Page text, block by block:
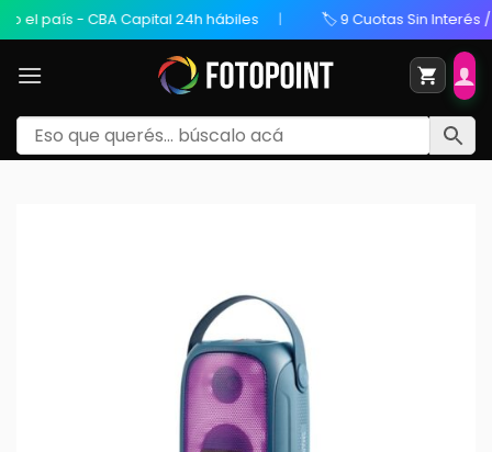
país - CBA Capital 24h hábiles 🏷️ 9 Cuotas Sin Interés /